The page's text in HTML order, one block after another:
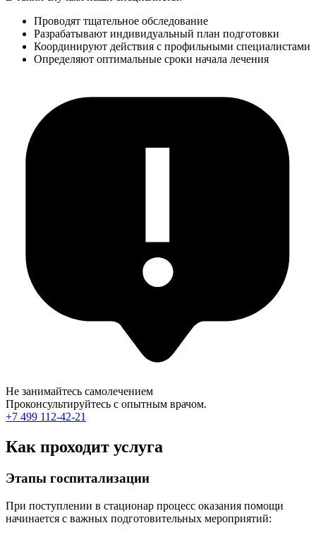
Проводят тщательное обследование
Разрабатывают индивидуальный план подготовки
Координируют действия с профильными специалистами
Определяют оптимальные сроки начала лечения
Не занимайтесь самолечением
Проконсультируйтесь с опытным врачом.
+7 499 112-42-21
Как проходит услуга
Этапы госпитализации
При поступлении в стационар процесс оказания помощи
начинается с важных подготовительных мероприятий: